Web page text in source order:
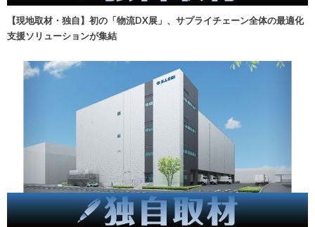
【現地取材・独自】初の「物流DX展」、サプライチェーン全体の最適化
支援ソリューションが集結